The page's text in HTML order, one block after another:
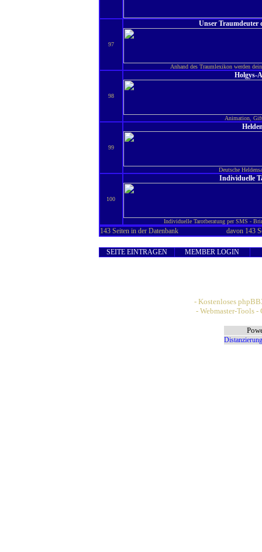
97
Unser Traumdeuter
Anhand des Traumlexikon werden
98
Holgys-
Animation,
99
Deutsche
100
Individuelle
Individuelle Tarotberatung per SMS -
143 Seiten in der Datenbank davon 143
SEITE EINTRAGEN MEMBER LOGIN
- Kostenloses
- Webmaster-Tools -